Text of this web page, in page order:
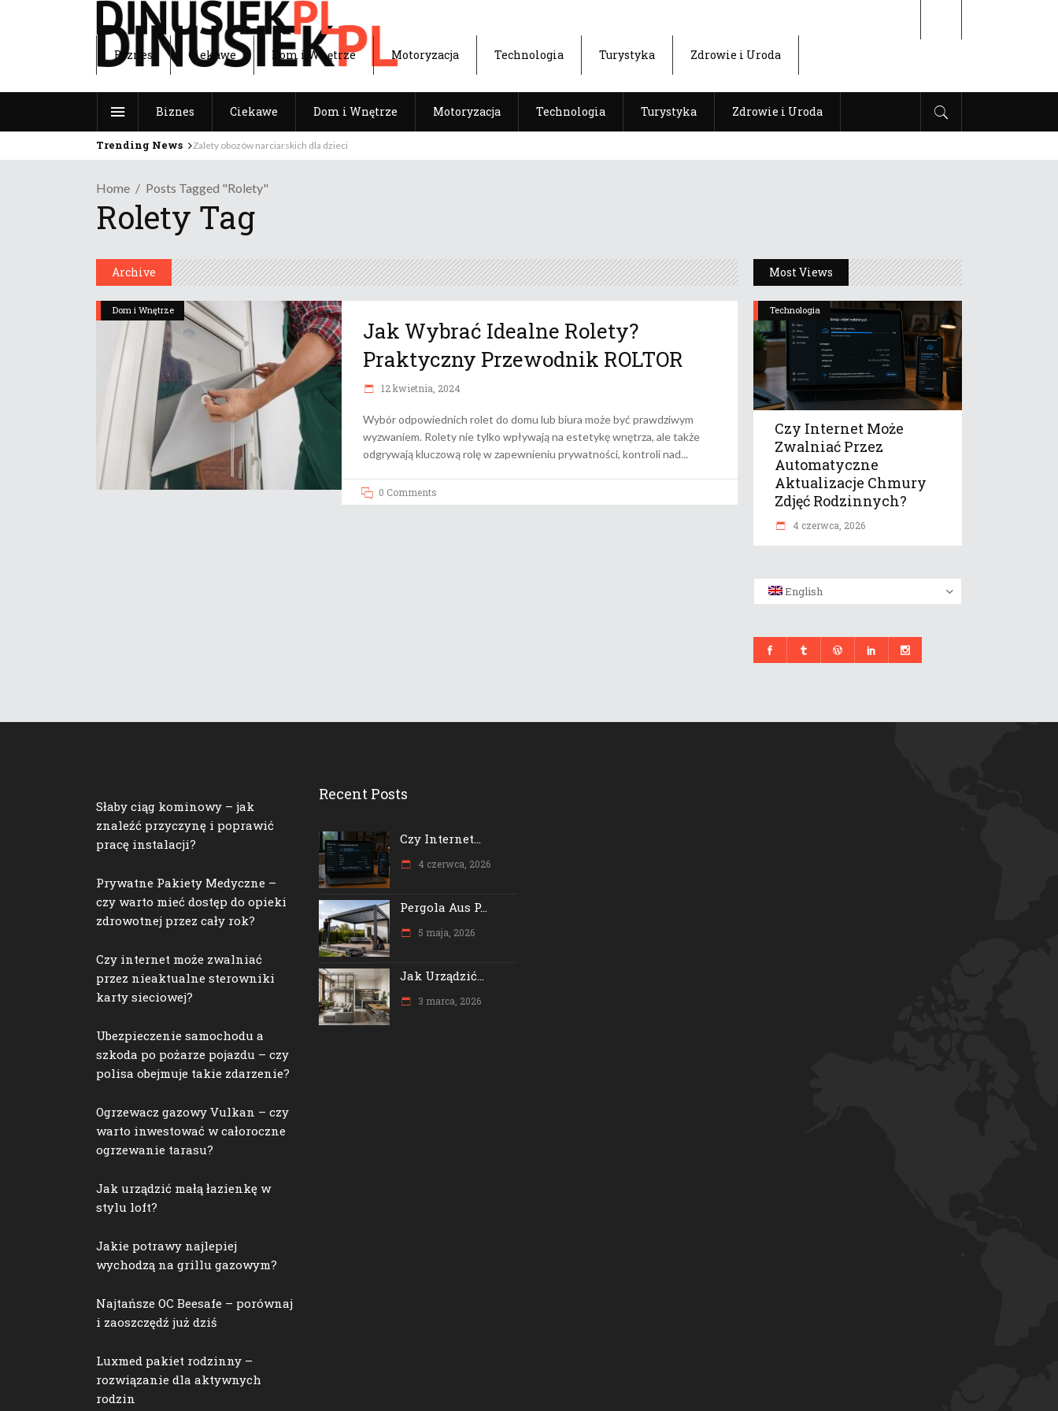
Biznes Ciekawe Dom i Wnętrze Motoryzacja Technologia Turystyka Zdrowie i Uroda
Biznes Ciekawe Dom i Wnętrze Motoryzacja Technologia Turystyka Zdrowie i Uroda
Trending News Zalety obozów narciarskich dla dzieci
Home Posts Tagged "rolety"
Rolety Tag
Archive
Dom i Wnętrze
Jak Wybrać Idealne Rolety?
Praktyczny Przewodnik ROLTOR
12 kwietnia, 2024
Wybór odpowiednich rolet do domu lub biura może być prawdziwym
wyzwaniem. Rolety nie tylko wpływają na estetykę wnętrza, ale także
odgrywają kluczową rolę w zapewnieniu prywatności, kontroli nad
0 Comments
Most Views
Technologia
Czy Internet Może
Zwalniać Przez
Automatyczne
Aktualizacje Chmury
Zdjęć Rodzinnych?
4 czerwca, 2026
English
Słaby ciąg kominowy – jak
znaleźć przyczynę i poprawić
pracę instalacji?
Prywatne Pakiety Medyczne –
czy warto mieć dostęp do opieki
zdrowotnej przez cały rok?
Czy internet może zwalniać
przez nieaktualne sterowniki
karty sieciowej?
Ubezpieczenie samochodu a
szkoda po pożarze pojazdu – czy
polisa obejmuje takie zdarzenie?
Ogrzewacz gazowy Vulkan – czy
warto inwestować w całoroczne
ogrzewanie tarasu?
Jak urządzić małą łazienkę w
stylu loft?
Jakie potrawy najlepiej
wychodzą na grillu gazowym?
Najtańsze OC Beesafe – porównaj
i zaoszczędź już dziś
Luxmed pakiet rodzinny –
rozwiązanie dla aktywnych
rodzin
Recent Posts
Czy Internet...
4 czerwca, 2026
Pergola Aus P...
5 maja, 2026
Jak Urządzić...
3 marca, 2026